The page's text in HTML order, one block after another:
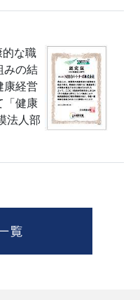
的な職
みの結
康経営
「健康
法人部